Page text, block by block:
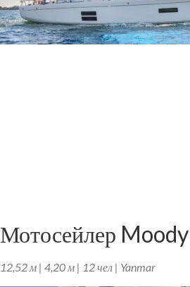
Мотосейлер
12,52 м | 4,20 м | 12 чел | Yanmar